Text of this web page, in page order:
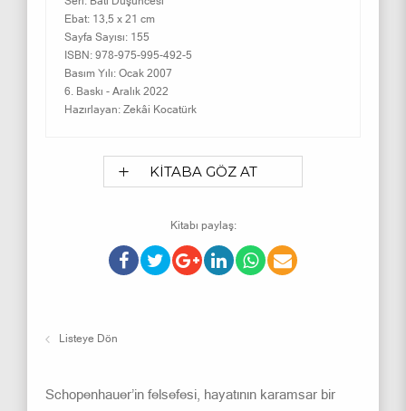
Ebat: 13,5 x 21 cm
Sayfa Sayısı: 155
ISBN: 978-975-995-492-5
Basım Yılı: Ocak 2007
6. Baskı - Aralık 2022
Hazırlayan: Zekâi Kocatürk
KİTABA GÖZ AT
Kitabı paylaş:
Listeye Dön
Schopenhauer’in felsefesi, hayatının karamsar bir